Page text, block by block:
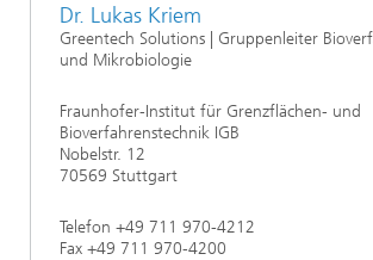
Dr. Lukas Kriem
Greentech Solutions | Gruppenleiter
und Mikrobiologie
Fraunhofer-Institut für Grenzflächen- und
Bioverfahrenstechnik IGB
Nobelstr. 12
70569 Stuttgart
Telefon +49 711 970-4212
Fax +49 711 970-4200